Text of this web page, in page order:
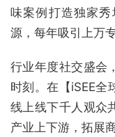
味案例打造独家秀
源，每年吸引上万
行业年度社交盛会
时刻。在【iSEE全
线上线下千人观众
产业上下游，拓展